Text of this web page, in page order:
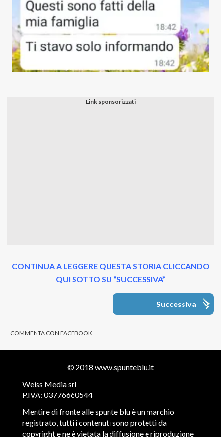
CONTINUA A LEGGERE QUESTA STORIA CLICCANDO
QUI SOTTO SU “SUCCESSIVA”
Successiva
COMMENTA CON FACEBOOK
© 2018 www.spunteblu.it
Weiss Media srl
P.IVA: 03776660544
Mentire di fronte alle spunte blu è un marchio
registrato, tutti i contenuti sono protetti da
copyright e ne è vietata la diffusione e riproduzione